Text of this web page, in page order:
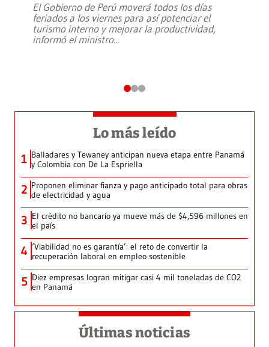
El Gobierno de Perú moverá todos los días
feriados a los viernes para así potenciar el
turismo interno y mejorar la productividad,
informó el ministro...
Lo más leído
1 Balladares y Tewaney anticipan nueva etapa entre Panamá
y Colombia con De La Espriella
2 Proponen eliminar fianza y pago anticipado total para obras
de electricidad y agua
3 El crédito no bancario ya mueve más de $4,596 millones en
el país
4 ‘Viabilidad no es garantía’: el reto de convertir la
recuperación laboral en empleo sostenible
5 Diez empresas logran mitigar casi 4 mil toneladas de CO2
en Panamá
Últimas noticias